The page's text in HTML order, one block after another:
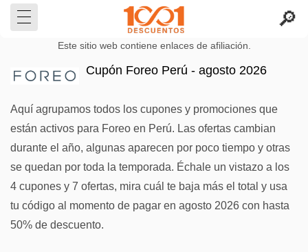
Este sitio web contiene enlaces de afiliación.
Cupón Foreo Perú - agosto 2026
Aquí agrupamos todos los cupones y promociones que
están activos para Foreo en Perú. Las ofertas cambian
durante el año, algunas aparecen por poco tiempo y otras
se quedan por toda la temporada. Échale un vistazo a los
4 cupones y 7 ofertas, mira cuál te baja más el total y usa
tu código al momento de pagar en agosto 2026 con hasta
50% de descuento.